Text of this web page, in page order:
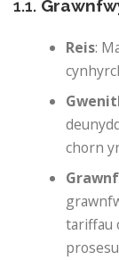
1.1.
Reis:
chorn
tariffau